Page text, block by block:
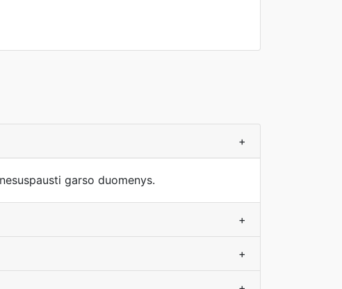
+
garso duomenys.
+
+